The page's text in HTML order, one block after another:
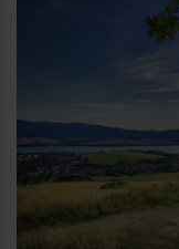
Wyjazd